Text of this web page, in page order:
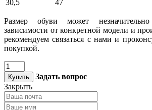
30,5
47
Размер обуви может
зависимости от конкретной модели и
рекомендуем связаться с нами и
покупкой.
Купить
Задать вопрос
Закрыть